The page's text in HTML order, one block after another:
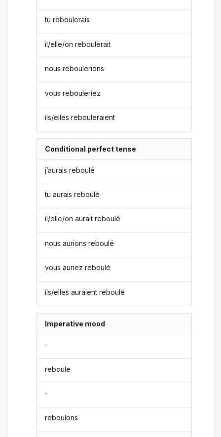
tu reboulerais
il/elle/on reboulerait
nous reboulerions
vous rebouleriez
ils/elles rebouleraient
Conditional perfect tense
j’aurais reboulé
tu aurais reboulé
il/elle/on aurait reboulé
nous aurions reboulé
vous auriez reboulé
ils/elles auraient reboulé
Imperative mood
-
reboule
-
reboulons